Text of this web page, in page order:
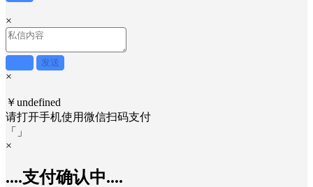
×
发送
×
￥undefined
请打开手机使用微信扫码支付
「
」
×
....支付确认中....